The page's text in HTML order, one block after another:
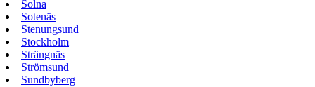
Solna
Sotenäs
Stenungsund
Stockholm
Strängnäs
Strömsund
Sundbyberg